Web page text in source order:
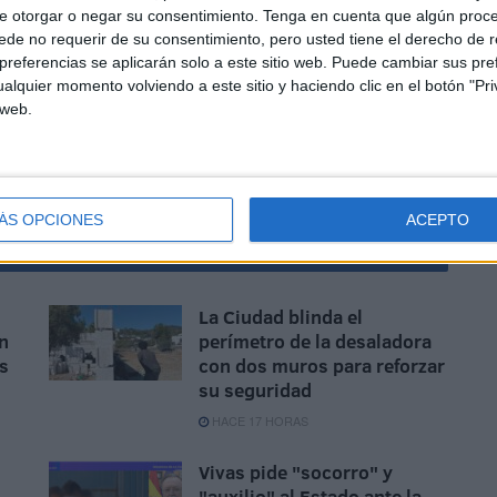
otorgar o negar su consentimiento. Tenga en cuenta que algún
no requerir de su consentimiento, pero usted tiene el derecho de
se aplicarán solo a este sitio web. Puede cambiar sus
momento volviendo a este sitio y haciendo clic en el botón
OPCIONES ACEPTO
Juan Vivas “que solvente este grave problema,
con un desenlace distinto, tanto por el bien de los
ha reclamado.
La Ciudad blinda el
perímetro de la desaladora
con dos muros para reforzar
su seguridad
HACE 17 HORAS
Vivas pide "socorro" y